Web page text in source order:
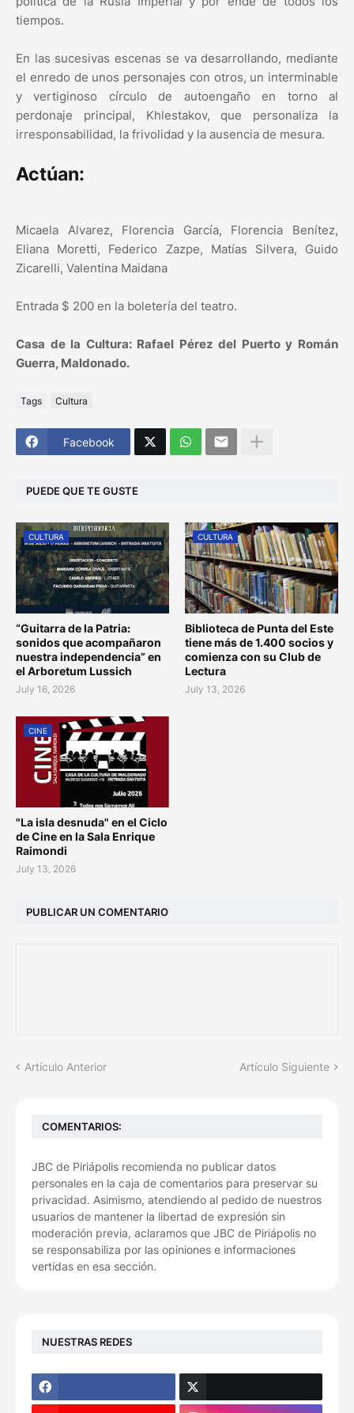
tiempos.
En las sucesivas escenas se va desarrollando, mediante
el enredo de unos personajes con otros, un interminable
y vertiginoso círculo de autoengaño en torno al
perdonaje principal, Khlestakov, que personaliza la
irresponsabilidad, la frivolidad y la ausencia de mesura.
Actúan:
Micaela Alvarez, Florencia García, Florencia Benítez,
Eliana Moretti, Federico Zazpe, Matías Silvera, Guido
Zicarelli, Valentina Maidana
Entrada $ 200 en la boletería del teatro.
Casa de la Cultura: Rafael Pérez del Puerto y Román
Guerra, Maldonado.
Tags Cultura
Facebook
PUEDE QUE TE GUSTE
CULTURA
“Guitarra de la Patria:
sonidos que acompañaron
nuestra independencia” en
el Arboretum Lussich
July 16, 2026
CULTURA
Biblioteca de Punta del Este
tiene más de 1.400 socios y
comienza con su Club de
Lectura
July 13, 2026
CINE
"La isla desnuda" en el Ciclo
de Cine en la Sala Enrique
Raimondi
July 13, 2026
PUBLICAR UN COMENTARIO
Artículo Anterior Artículo Siguiente
COMENTARIOS:
JBC de Piriápolis recomienda no publicar datos
personales en la caja de comentarios para preservar su
privacidad. Asimismo, atendiendo al pedido de nuestros
usuarios de mantener la libertad de expresión sin
moderación previa, aclaramos que JBC de Piriápolis no
se responsabiliza por las opiniones e informaciones
vertidas en esa sección.
NUESTRAS REDES